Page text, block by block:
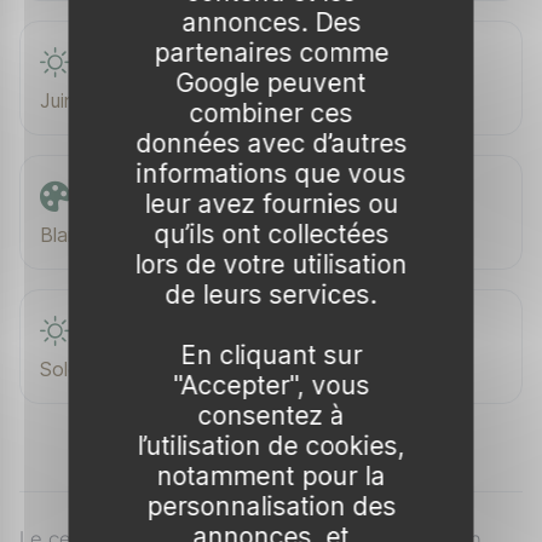
Floraison
Juin–Sept.
Couleur de floraison
Blanche à légèrement rosée
Soleil
annonces. Des
partenaires comme
Google peuvent
combiner ces
données avec d’autres
informations que vous
leur avez fournies ou
qu’ils ont collectées
lors de votre utilisation
de leurs services.
En cliquant sur
"Accepter", vous
consentez à
l’utilisation de cookies,
notamment pour la
personnalisation des
annonces, et